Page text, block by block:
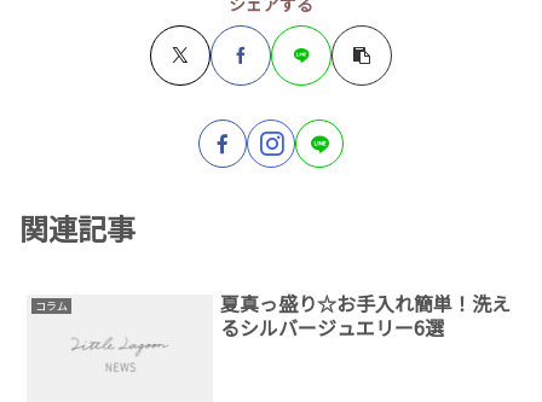
関連記事
コラム
夏真っ盛り☆お手入れ簡単！洗え
るシルバージュエリー6選